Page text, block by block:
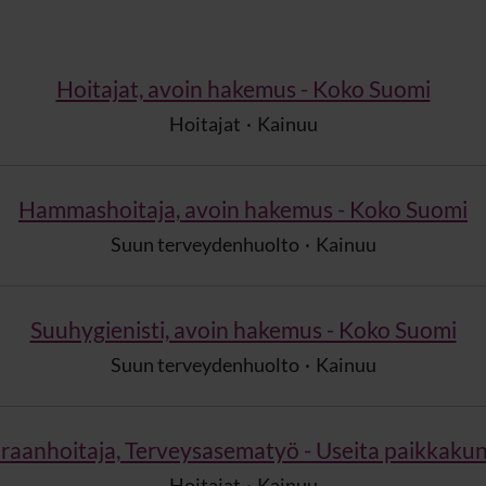
Hoitajat, avoin hakemus - Koko Suomi
Hoitajat · Kainuu
Hammashoitaja, avoin hakemus - Koko Suomi
Suun terveydenhuolto · Kainuu
Suuhygienisti, avoin hakemus - Koko Suomi
Suun terveydenhuolto · Kainuu
Terveysasematyö - Useita